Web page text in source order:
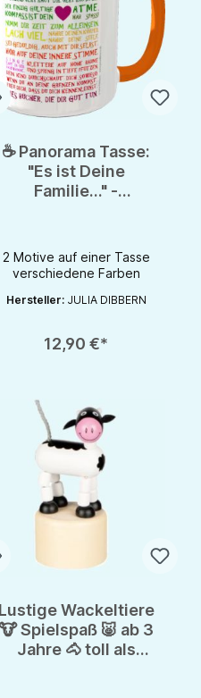
zu erhöhen oder zu
ein oder benutze die Schaltflächen
☕ Panorama Tasse:
"Es ist Deine
Familie..." -
Dibbern
2 Motive auf einer Tasse
verschiedene Farben
Hersteller: JULIA DIBBERN
12,90 €*
Produkt Anzahl: Gib den
Lustige Wackeltiere
Spielspaß 🐷 ab 3
Jahre 🐴 toll als